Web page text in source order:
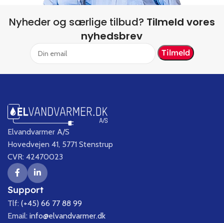
Nyheder og særlige tilbud? Tilmeld vores
nyhedsbrev
Elvandvarmer A/S
Hovedvejen 41, 5771 Stenstrup
CVR: 42470023
Support
Tlf: (+45) 66 77 88 99
Email: info@elvandvarmer.dk